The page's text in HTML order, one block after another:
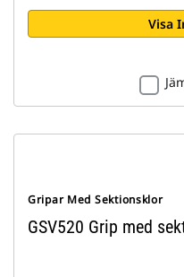
Visa
Gripar Med Sektionsklor
GSV520 Grip med